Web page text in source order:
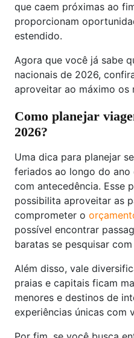
que caem próximas ao
proporcionam
estendido.
Agora que você já sabe
nacionais de 2026,
aproveitar ao máximo os
Como planejar
2026?
Uma dica para planejar
feriados ao longo do ano
com antecedência. Esse
possibilita aproveitar as
comprometer o
possível encontrar
baratas se pesquisar
Além disso, vale
praias e capitais ficam
menores e destinos de
experiências únicas com